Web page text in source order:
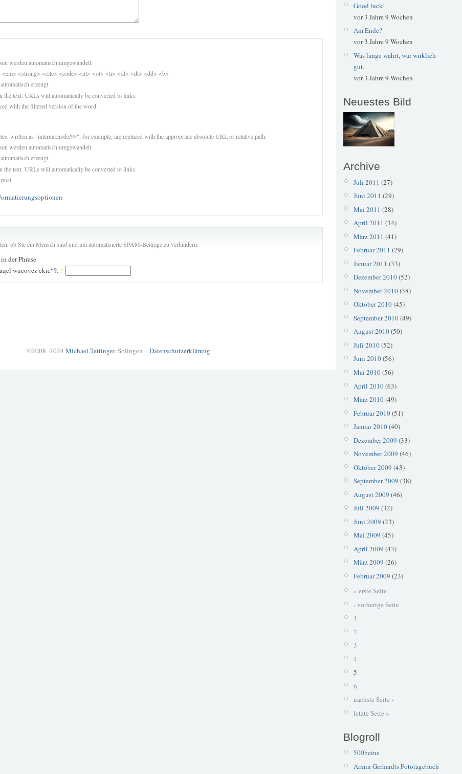
werden automatisch umgewandelt.
<em> <strong> <cite> <code> <ul> <ol> <li> <dl> <dt> <dd> <b>
erzeugt.
the text. URLs will automatically be converted to links.
with the filtered version of the word.
written as "internal:node/99", for example, are replaced with the appropriate absolute URL or relative path.
werden automatisch umgewandelt.
erzeugt.
the text. URLs will automatically be converted to links.
ob Sie ein Mensch sind und um automatisierte SPAM-Beiträge zu verhindern.
der Phrase
wucovez ekic“?: *
©2008–2024 Michael Tettinger, Solingen –Datenschutzerklärung
Good luck!
vor 3 Jahre 9 Wochen
Am Ende?
vor 3 Jahre 9 Wochen
Was lange währt, war wirklich
gut.
vor 3 Jahre 9 Wochen
Neuestes Bild
Archive
Juli 2011 (27)
Juni 2011 (29)
Mai 2011 (28)
April 2011 (34)
März 2011 (41)
Februar 2011 (29)
Januar 2011 (33)
Dezember 2010(52)
November 2010(38)
Oktober 2010(45)
September 2010(49)
August 2010(50)
Juli 2010(52)
Juni 2010(56)
Mai 2010(56)
April 2010(63)
März 2010(49)
Februar 2010(51)
Januar 2010(40)
Dezember 2009 (33)
November 2009 (46)
Oktober 2009 (43)
September 2009 (38)
August 2009 (46)
Juli 2009 (32)
Juni 2009 (23)
Mai 2009 (45)
April 2009 (43)
März 2009 (26)
Februar 2009 (23)
« erste Seite
‹ vorherige Seite
1
2
3
4
5
6
nächste Seite ›
letzte Seite »
Blogroll
500beine
Armin Gerhardts Fototagebuch